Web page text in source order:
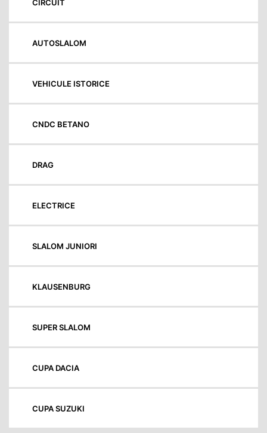
CIRCUIT
AUTOSLALOM
VEHICULE ISTORICE
CNDC BETANO
DRAG
ELECTRICE
SLALOM JUNIORI
KLAUSENBURG
SUPER SLALOM
CUPA DACIA
CUPA SUZUKI